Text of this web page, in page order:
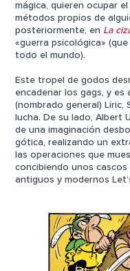
mágica, quieren ocupar
métodos propios de
posteriormente, en La
«guerra psicológica»
todo el mundo).
Este tropel de godos
encadenar los gags, y es
(nombrado general) Liric,
lucha. De su lado, Albert
de una imaginación
gótica, realizando un
las operaciones que
concibiendo unos
antiguos y modernos